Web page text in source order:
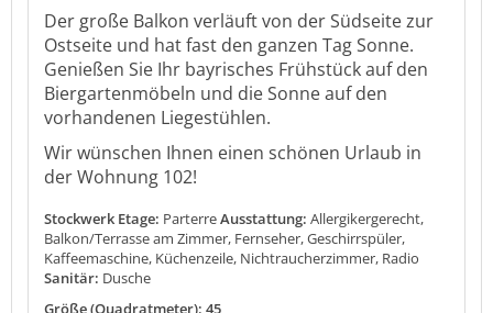
Der große Balkon verläuft von der Südseite zur
Ostseite und hat fast den ganzen Tag Sonne.
Genießen Sie Ihr bayrisches Frühstück auf den
Biergartenmöbeln und die Sonne auf den
vorhandenen Liegestühlen.
Wir wünschen Ihnen einen schönen Urlaub in
der Wohnung 102!
Stockwerk Etage: ParterreAusstattung: Allergikergerecht,
Balkon/Terrasse am Zimmer, Fernseher, Geschirrspüler,
Kaffeemaschine, Küchenzeile, Nichtraucherzimmer, Radio
Sanitär: Dusche
Größe (Quadratmeter): 45